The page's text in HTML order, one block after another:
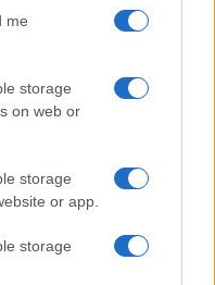
me
storage
on web or
storage
or app.
storage
non è il giocattolo
sacerdote della
consente alle
in alcuni casi, non
altro: chi impone
dovrebbe
un impianto di
l’esecuzione è da
Si annuncia la